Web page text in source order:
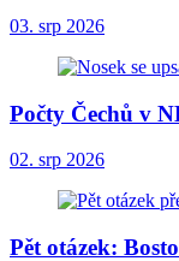
03. srp 2026
Počty Čechů v
02. srp 2026
Pět otázek: